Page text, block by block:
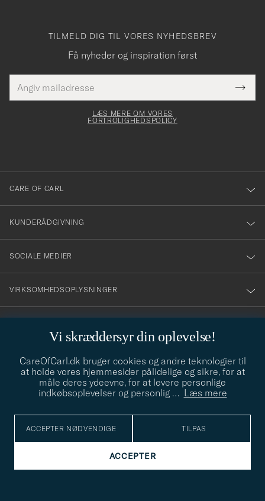
Vi skræddersyr din oplevelse!
CareOfCarl.dk bruger cookies og andre teknologier til
at holde vores hjemmesider pålidelige og sikre, for at
måle deres ydeevne, for at levere personlige
indkøbsoplevelser og personlig … Læs mere
ACCEPTER NØDVENDIGE TILPAS
ACCEPTER
TILMELD DIG TIL VORES NYHEDSBREV
Få nyheder og inspiration først
mailadresse
skal
Tack
för
dig
till
vårt
nyhetsbrev!
LÆS MERE OM VORES
FORTROLIGHEDSPOLICY
CARE OF CARL
KUNDERÅDGIVNING
SOCIALE MEDIER
VIRKSOMHEDSOPLYSNINGER
info@careofcarl.dk
Behøver du hjælp til at finde din stil? Lad os hjælpe dig, vi hjælper
gerne til!
STILRÅD